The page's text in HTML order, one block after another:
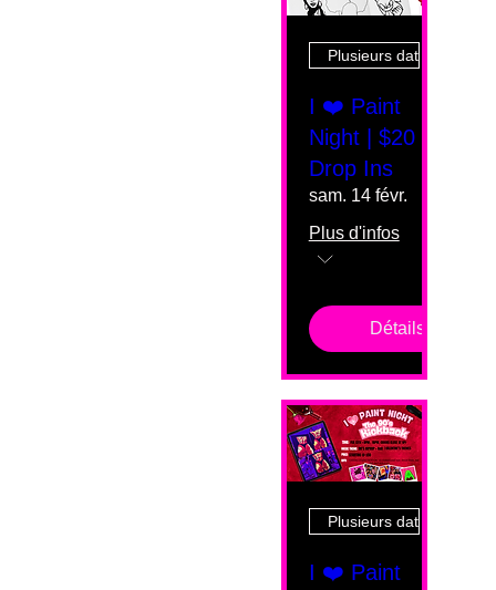
Plusieurs dates
I ❤️ Paint
Night | $20
Drop Ins
sam. 14 févr.
Plus d'infos
Détails
Plusieurs dates
I ❤️ Paint